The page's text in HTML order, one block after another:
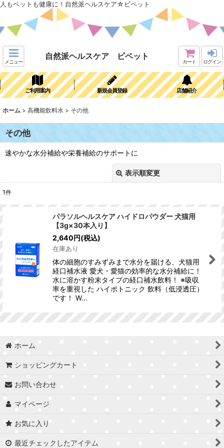
人もペットも健康に！自然派ヘルスケア☆ビペット
メニュー
自然派ヘルスケア ビペット
カート ログイン
ご利用案内 新規会員登録 店舗紹介
ホーム > 高機能飲料水 > その他
その他
速やかな水分補給や栄養補給のサポートに
表示順変更
絞り込む
1件
パラソルヘルスケア ハイドロパウダー 犬猫用
【3g×30本入り】
2,640円(税込)
在庫あり
体の細胞のすみずみまで水分を届ける、犬猫用
経口補水液 愛犬・愛猫の効率的な水分補給に！
水に溶かす粉末タイプの経口補水飲料！ ※吸収
率を重視した ハイポトニック 飲料（低浸透圧）
です！ W…
ホーム
ショッピングカート
お問い合わせ
マイページ
お気に入り
最近チェックしたアイテム